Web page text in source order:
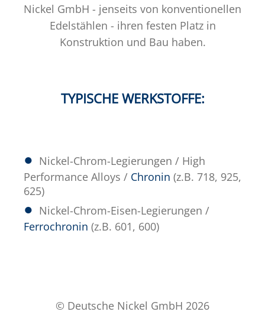
Nickel GmbH - jenseits von konventionellen
Edelstählen - ihren festen Platz in
Konstruktion und Bau haben.
TYPISCHE WERKSTOFFE:
Nickel-Chrom-Legierungen / High
Performance Alloys / Chronin (z.B. 718, 925,
625)
Nickel-Chrom-Eisen-Legierungen /
Ferrochronin (z.B. 601, 600)
© Deutsche Nickel GmbH 2026